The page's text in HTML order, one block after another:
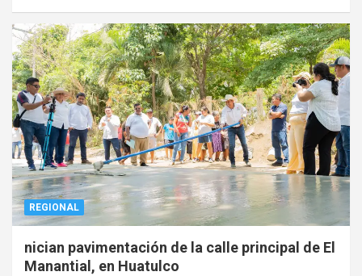
REGIONAL
nician pavimentación de la calle principal de El
Manantial, en Huatulco